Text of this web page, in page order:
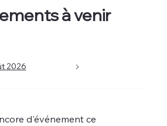
à venir
2026
d'événement ce